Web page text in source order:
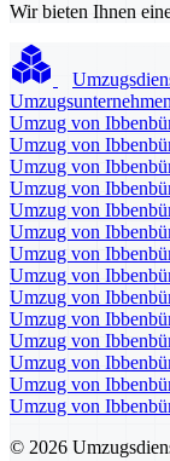
Wir bieten Ihnen
Umzug von
Umzug von
Umzug von
Umzug von
Umzug von
Umzug von
Umzug von
Umzug von
Umzug von
Umzug von
Umzug von
Umzug von
Umzug von
Umzug von
© 2026